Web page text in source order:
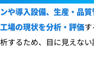
や導入設備、生産・品
場の現状を分析・評価
するため、目に見えな